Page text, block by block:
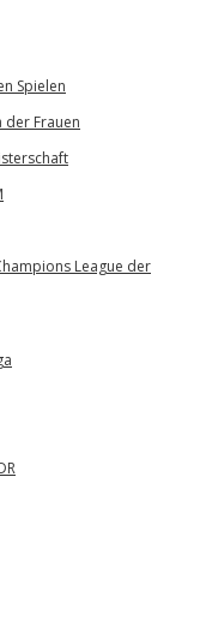
Spielen
der Frauen
League der